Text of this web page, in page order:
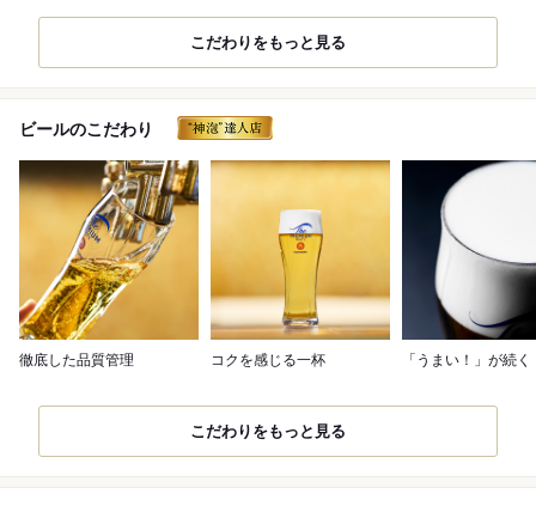
こだわりをもっと見る
ビールのこだわり
徹底した品質管理 コクを感じる一杯 「うまい！」が続く
こだわりをもっと見る